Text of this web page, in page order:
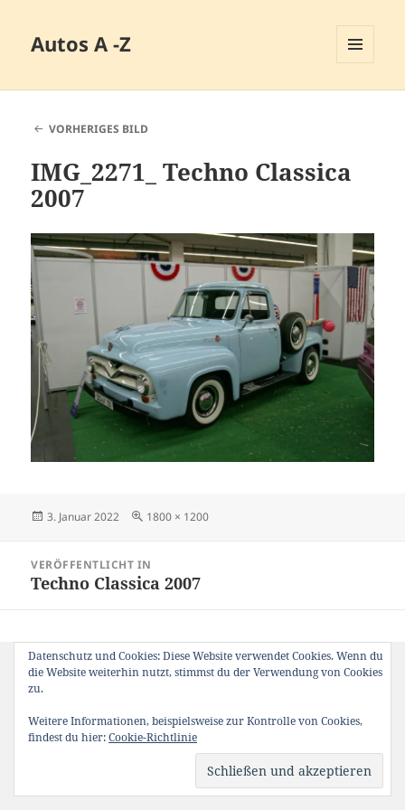
Autos A -Z
VORHERIGES BILD
IMG_2271_ Techno Classica
2007
Veröffentlicht
3. Januar 2022 Originalgröße
1800 × 1200
VERÖFFENTLICHT IN
Techno Classica 2007
Datenschutz und Cookies: Diese Website verwendet Cookies. Wenn du
die Website weiterhin nutzt, stimmst du der Verwendung von Cookies
zu.
Weitere Informationen, beispielsweise zur Kontrolle von Cookies,
findest du hier:Cookie-Richtlinie